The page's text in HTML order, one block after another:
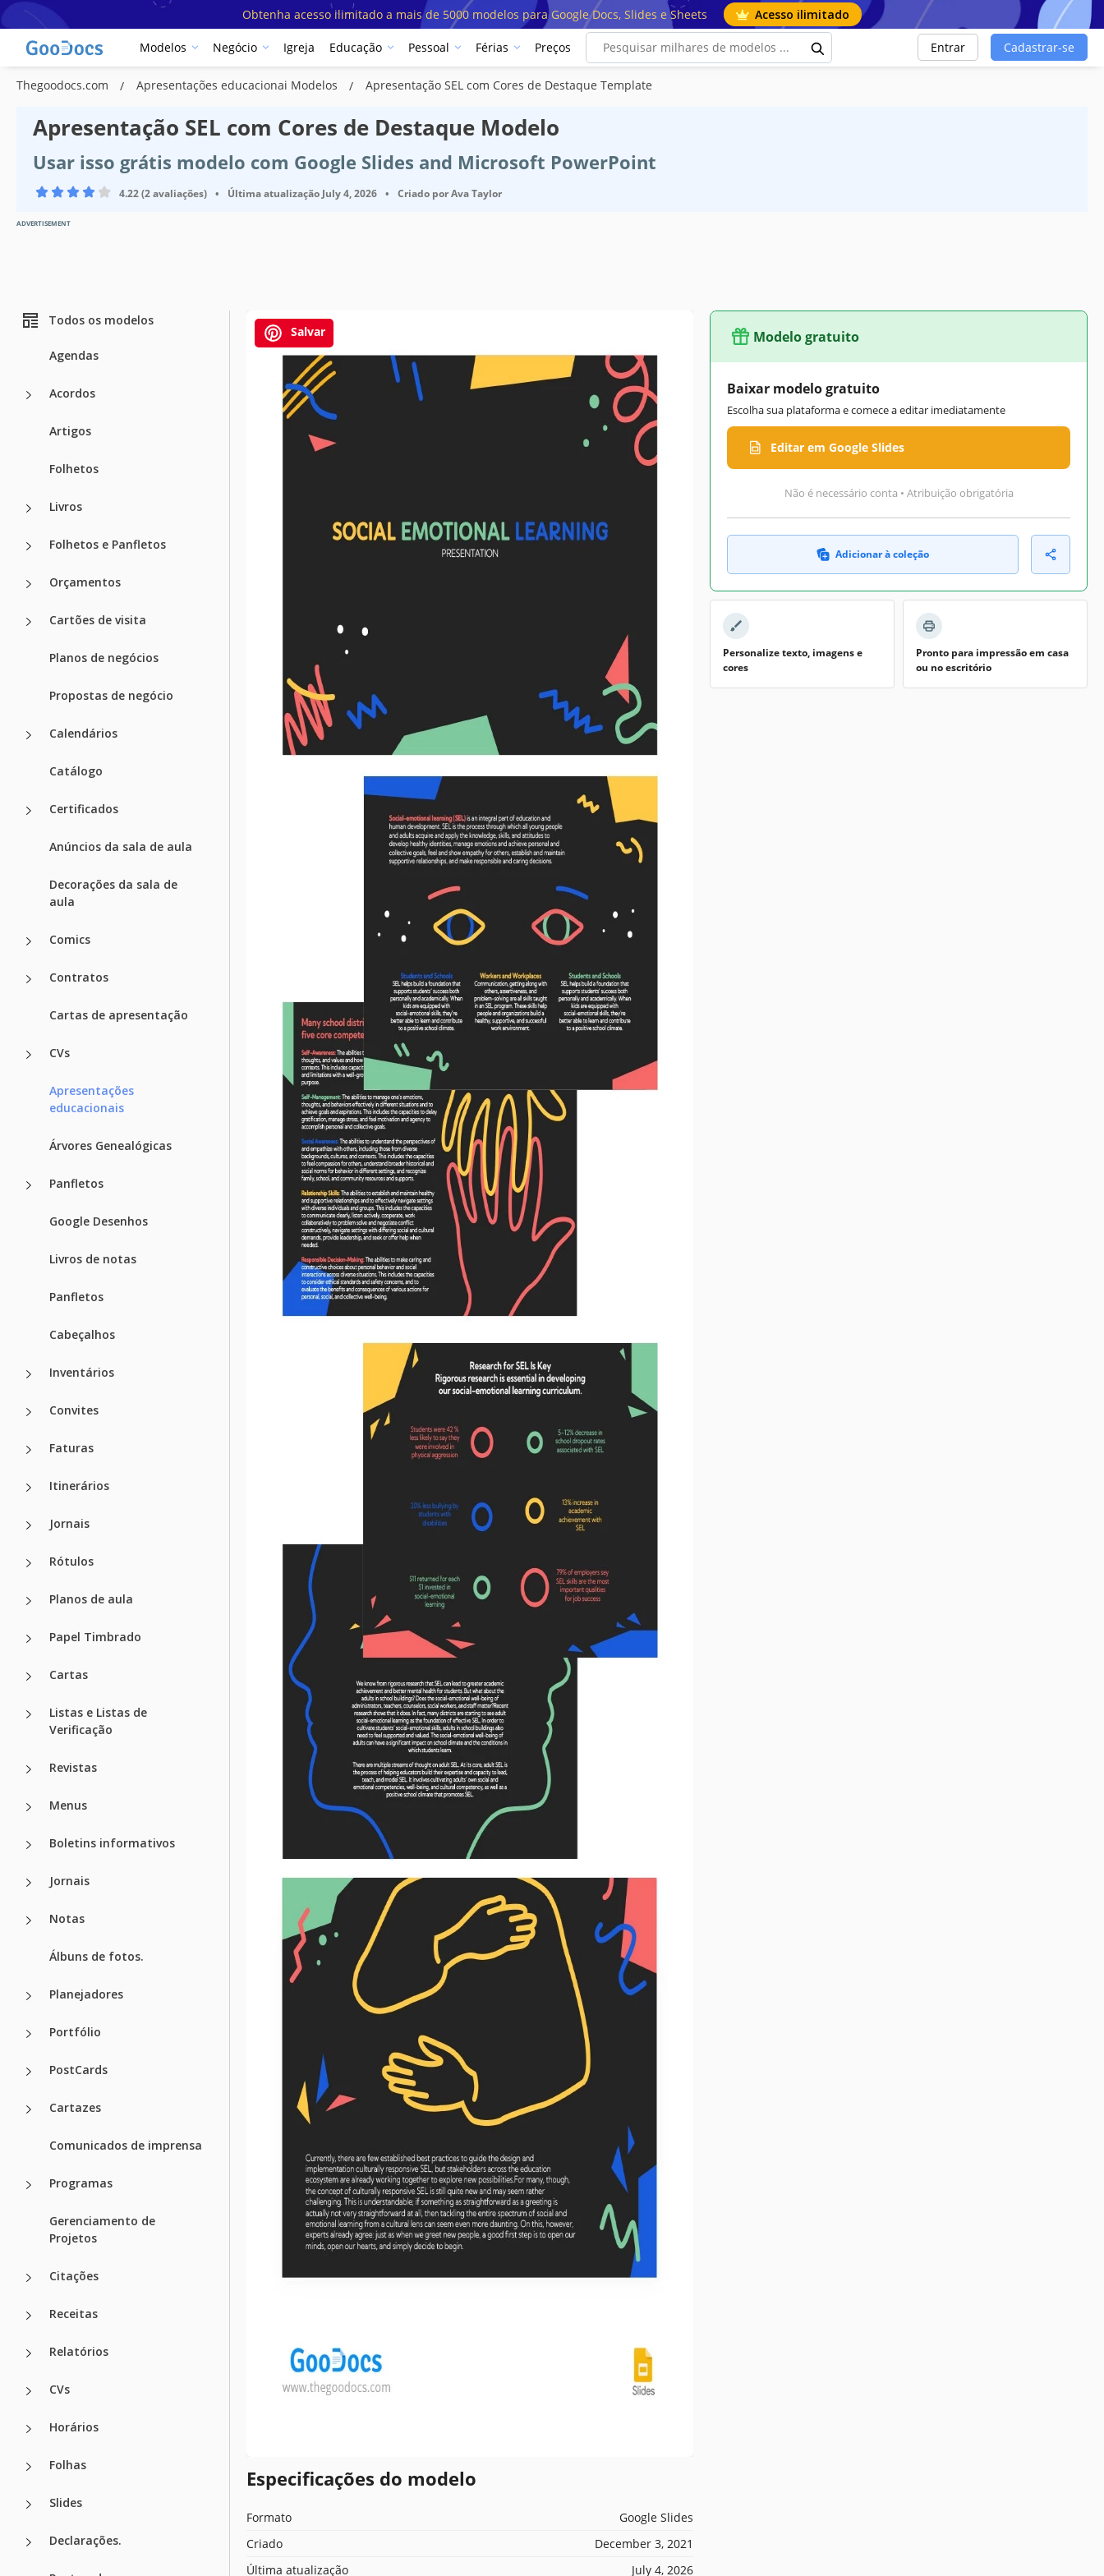
Obtenha acesso ilimitado a mais de 5000 modelos para Google Docs, Slides e Sheets Acesso ilimitado
Modelos Negócio Igreja Educação Pessoal Férias Preços Entrar Cadastrar-se
Thegoodocs.com Apresentações educacionai Modelos Apresentação SEL com Cores de Destaque Template
Apresentação SEL com Cores de Destaque Modelo
Usar isso grátis modelo com Google Slides and Microsoft PowerPoint
4.22 (2 avaliações) • Última atualização July 4, 2026 • Criado porAva Taylor
ADVERTISEMENT
Todos os modelos
Agendas
Acordos
Artigos
Folhetos
Livros
Folhetos e Panfletos
Orçamentos
Cartões de visita
Planos de negócios
Propostas de negócio
Calendários
Catálogo
Certificados
Anúncios da sala de aula
Decorações da sala de
aula
Comics
Contratos
Cartas de apresentação
CVs
Apresentações
educacionais
Árvores Genealógicas
Panfletos
Google Desenhos
Livros de notas
Panfletos
Cabeçalhos
Inventários
Convites
Faturas
Itinerários
Jornais
Rótulos
Planos de aula
Papel Timbrado
Cartas
Listas e Listas de
Verificação
Revistas
Menus
Boletins informativos
Jornais
Notas
Álbuns de fotos.
Planejadores
Portfólio
PostCards
Cartazes
Comunicados de imprensa
Programas
Gerenciamento de
Projetos
Citações
Receitas
Relatórios
CVs
Horários
Folhas
Slides
Declarações.
Salvar
Especificações do modelo
Formato
Google Slides
Criado
December 3, 2021
Última atualização
July 4, 2026
Modelo gratuito
Baixar modelo gratuito
Escolha sua plataforma e comece a editar imediatamente
Editar em Google Slides
Não é necessário conta • Atribuição obrigatória
Adicionar à coleção
Personalize texto, imagens e
cores
Pronto para impressão em casa
ou no escritório